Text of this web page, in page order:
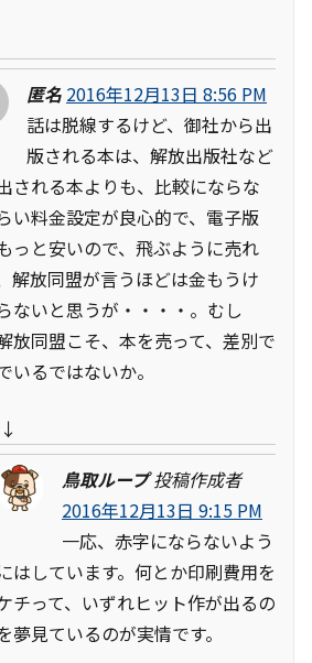
匿名 2016年12月13日 8:56 PM
話は脱線するけど、御社から出
版される本は、解放出版社など
される本よりも、比較にならな
い料金設定が良心的で、電子版
っと安いので、飛ぶように売れ
解放同盟が言うほどは金もうけ
ないと思うが・・・・。むし
放同盟こそ、本を売って、差別で
いるではないか。
↓
鳥取ループ 投稿作成者
2016年12月13日 9:15 PM
一応、赤字にならないよう
はしています。何とか印刷費用を
チって、いずれヒット作が出るの
夢見ているのが実情です。